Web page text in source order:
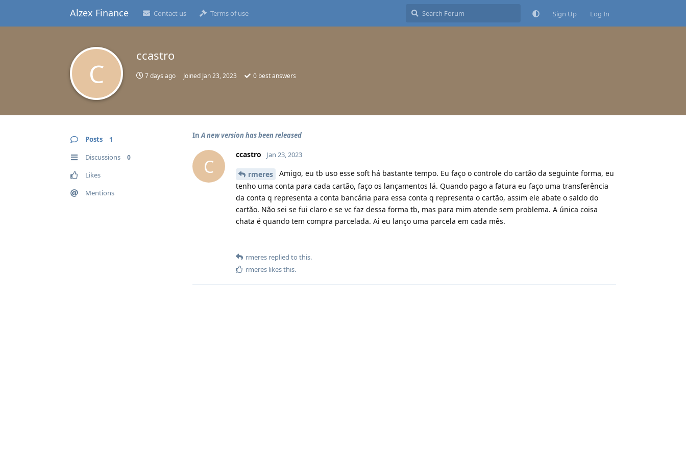
Alzex Finance Contact us Terms of use Sign Up Log In
C
ccastro
7 days ago Joined Jan 23, 2023 0 best answers
Posts 1
Discussions 0
Likes
Mentions
InA new version has been released
C
ccastro Jan 23, 2023
rmeres
Amigo, eu tb uso esse soft há bastante tempo. Eu faço o controle do cartão da seguinte forma, eu
tenho uma conta para cada cartão, faço os lançamentos lá. Quando pago a fatura eu faço uma transferência
da conta q representa a conta bancária para essa conta q representa o cartão, assim ele abate o saldo do
cartão. Não sei se fui claro e se vc faz dessa forma tb, mas para mim atende sem problema. A única coisa
chata é quando tem compra parcelada. Ai eu lanço uma parcela em cada mês.
rmeres replied to this.
rmeres likes this.